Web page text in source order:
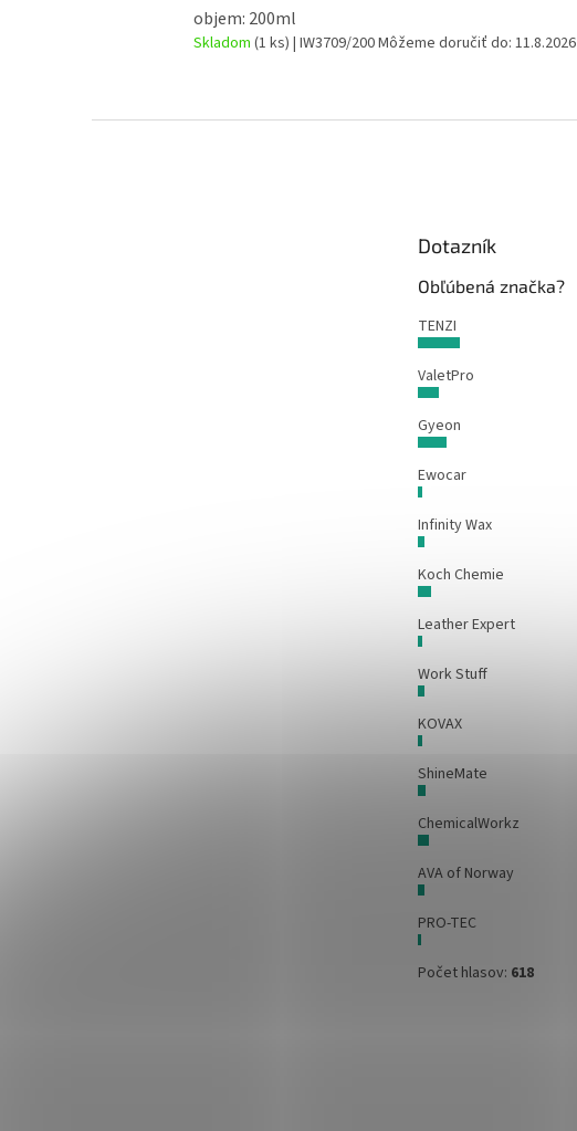
objem: 200ml
Skladom (1 ks) | IW3709/200Môžeme doručiť do: 11.8.2026
Dotazník
Obľúbená značka?
TENZI
ValetPro
Gyeon
Ewocar
Infinity Wax
Koch Chemie
Leather Expert
Work Stuff
KOVAX
ShineMate
ChemicalWorkz
AVA of Norway
PRO-TEC
Počet hlasov: 618